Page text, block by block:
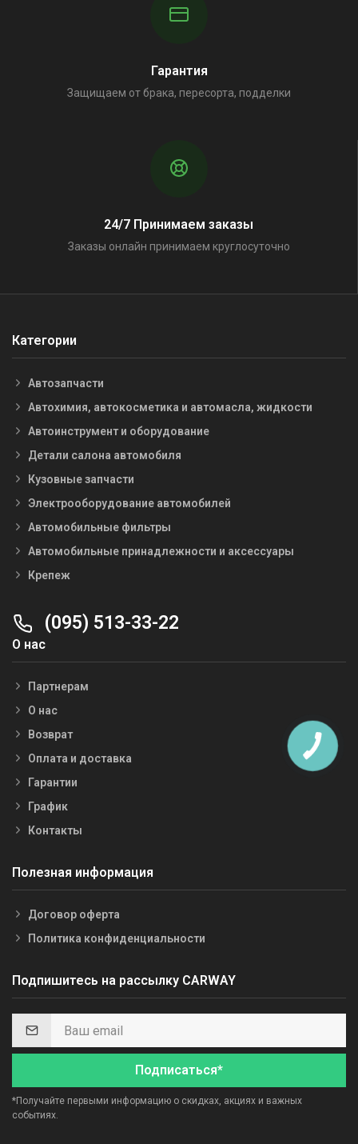
Гарантия
Защищаем от брака, пересорта, подделки
24/7 Принимаем заказы
Заказы онлайн принимаем круглосуточно
Категории
Автозапчасти
Автохимия, автокосметика и автомасла, жидкости
Автоинструмент и оборудование
Детали салона автомобиля
Кузовные запчасти
Электрооборудование автомобилей
Автомобильные фильтры
Автомобильные принадлежности и аксессуары
Крепеж
(095) 513-33-22
О нас
Партнерам
О нас
Возврат
Оплата и доставка
Гарантии
График
Контакты
Полезная информация
Договор оферта
Политика конфиденциальности
Подпишитесь на рассылку CARWAY
Подписаться*
*Получайте первыми информацию о скидках, акциях и важных
событиях.